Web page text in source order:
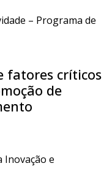
– Programa de
fatores críticos
de
Inovação e